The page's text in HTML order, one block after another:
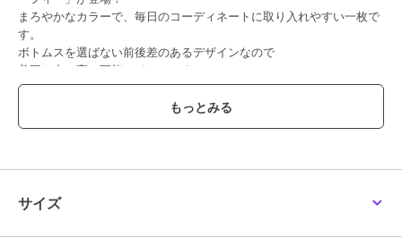
まろやかなカラーで、毎日のコーディネートに取り入れやすい一枚で
す。
ボトムスを選ばない前後差のあるデザインなので
着回し力の高い万能アイテムです。
締め付け感のないゆったりとしたシルエットながら
生地にほどよいハリがあるのですっきりと着こなせます。
裏毛のスウェット生地なので春、秋～冬と長期間着用できるのも
肌に優しく、型崩れしずらい素材を使用しております。
サイズ